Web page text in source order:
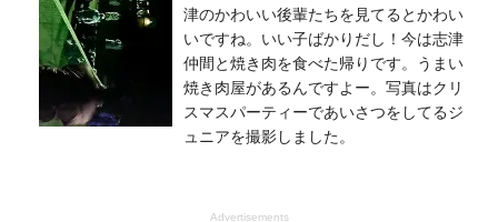
津のかわいい後輩たちを見てるとかわい
いですね。いい子ばかりだし！今は志津
仲間と焼き肉を食べた帰りです。うまい
焼き肉屋があるんですよー。写真はクリ
スマスパーティーであいさつをしてるジ
ュニアを撮影しました。
Advertisements